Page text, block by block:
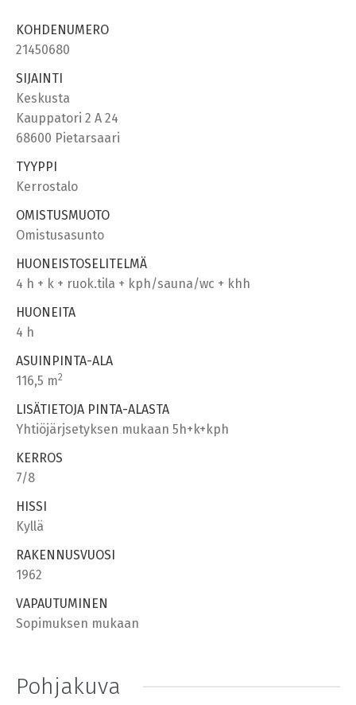
KOHDENUMERO
21450680
SIJAINTI
Keskusta
Kauppatori 2 A 24
68600 Pietarsaari
TYYPPI
Kerrostalo
OMISTUSMUOTO
Omistusasunto
HUONEISTOSELITELMÄ
4 h + k + ruok.tila + kph/sauna/wc + khh
HUONEITA
4 h
ASUINPINTA-ALA
116,5 m2
LISÄTIETOJA PINTA-ALASTA
Yhtiöjärjsetyksen mukaan 5h+k+kph
KERROS
7/8
HISSI
Kyllä
RAKENNUSVUOSI
1962
VAPAUTUMINEN
Sopimuksen mukaan
Pohjakuva